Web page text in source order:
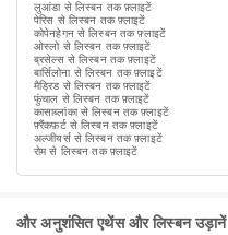
लुआंडा से लिस्बन तक फ़्लाइटें
पेरिस से लिस्बन तक फ़्लाइटें
कोपेनहेगन से लिस्बन तक फ़्लाइटें
ओस्लो से लिस्बन तक फ़्लाइटें
ब्रसेल्स से लिस्बन तक फ़्लाइटें
बार्सिलोना से लिस्बन तक फ़्लाइटें
मैड्रिड से लिस्बन तक फ़्लाइटें
फुंचाल से लिस्बन तक फ़्लाइटें
कासाब्लांका से लिस्बन तक फ़्लाइटें
फ़्रैंकफ़र्ट से लिस्बन तक फ़्लाइटें
अल्जीयर्स से लिस्बन तक फ़्लाइटें
रोम से लिस्बन तक फ़्लाइटें
और अनुशंसित एथेंस और लिस्बन उड़ानें